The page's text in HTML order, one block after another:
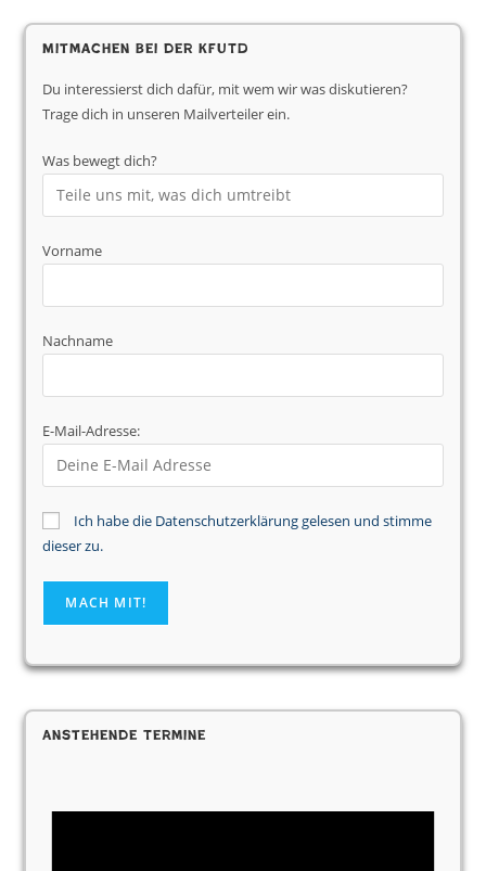
Mitmachen bei der KfUTD
Du interessierst dich dafür, mit wem wir was diskutieren?
Trage dich in unseren Mailverteiler ein.
Was bewegt dich?
Vorname
Nachname
E-Mail-Adresse:
Ich habe die Datenschutzerklärung gelesen und stimme
dieser zu.
Anstehende Termine